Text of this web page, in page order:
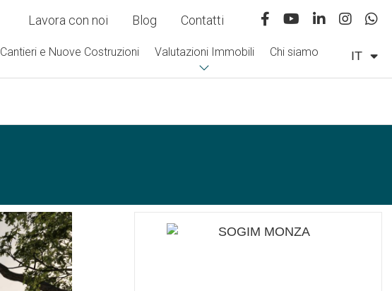
Lavora con noi Blog Contatti
IT
Cantieri e Nuove Costruzioni Valutazioni Immobili Chi siamo